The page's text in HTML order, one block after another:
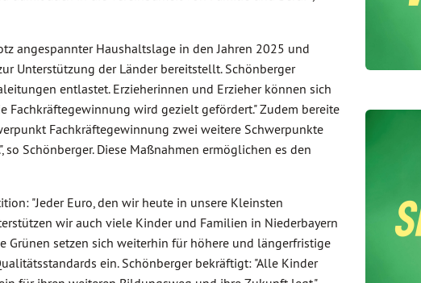
angespannter Haushaltslage in den Jahren 2025 und
Unterstützung der Länder bereitstellt. Schönberger
entlastet. Erzieherinnen und Erzieher können sich
wird gezielt gefördert." Zudem bereite
Fachkräftegewinnung zwei weitere Schwerpunkte
Schönberger. Diese Maßnahmen ermöglichen es den
"Jeder Euro, den wir heute in unsere Kleinsten
wir auch viele Kinder und Familien in Niederbayern
Grünen setzen sich weiterhin für höhere und längerfristige
ein. Schönberger bekräftigt: "Alle Kinder